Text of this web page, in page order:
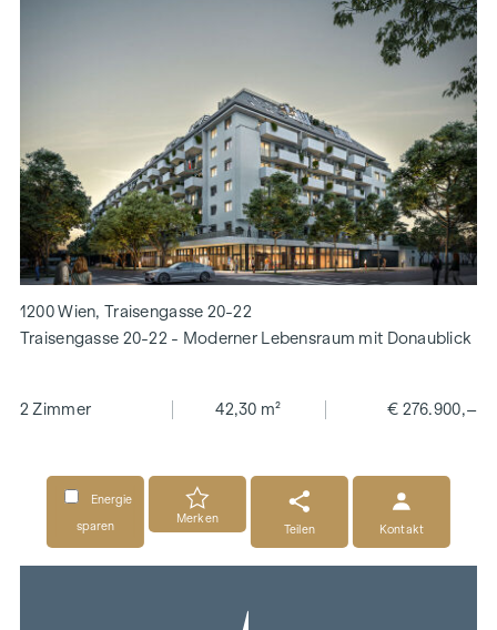
1200 Wien, Traisengasse 20-22
Traisengasse 20-22 - Moderner Lebensraum mit Donaublick
2 Zimmer 42,30 m² € 276.900,–
Energie
sparen
Merken
Teilen
Kontakt